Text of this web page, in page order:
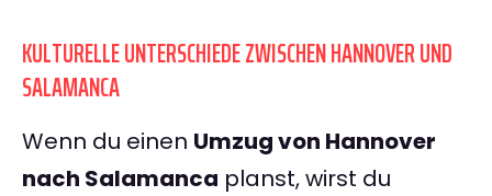
KULTURELLE UNTERSCHIEDE ZWISCHEN HANNOVER UND
SALAMANCA
Wenn du einen Umzug von Hannover
nach Salamanca planst, wirst du